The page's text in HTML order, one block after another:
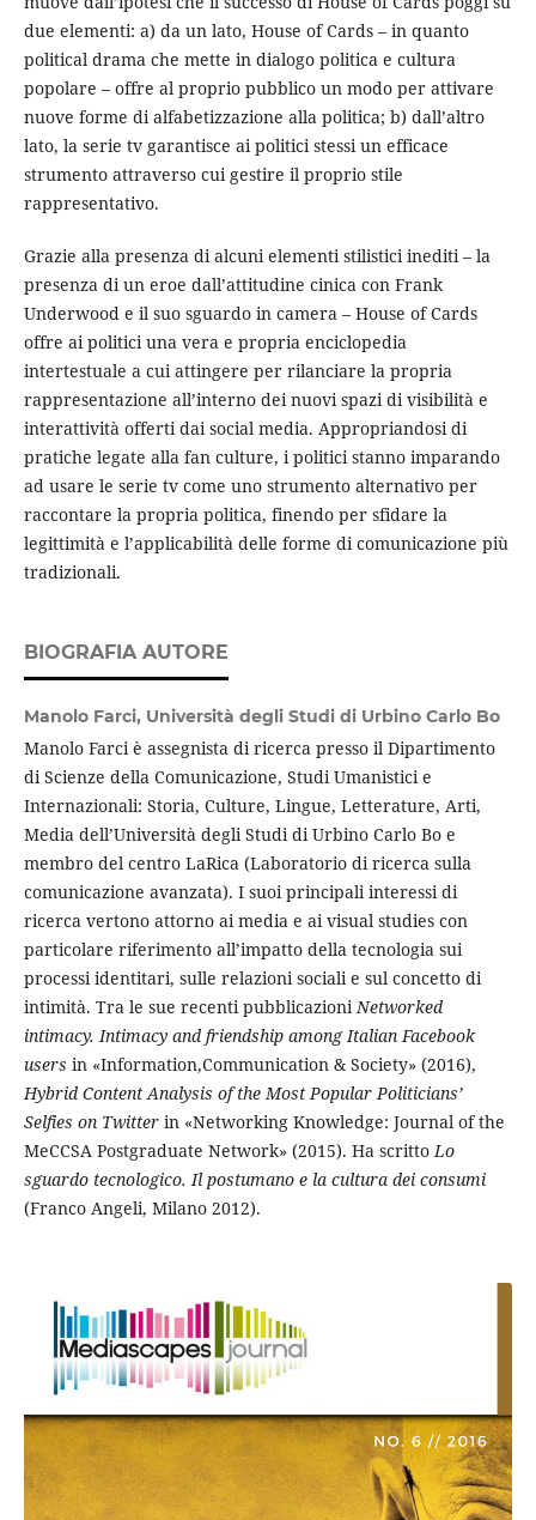
due elementi: a) da un lato, House of Cards – in quanto
political drama che mette in dialogo politica e cultura
popolare – offre al proprio pubblico un modo per attivare
nuove forme di alfabetizzazione alla politica; b) dall’altro
lato, la serie tv garantisce ai politici stessi un efficace
strumento attraverso cui gestire il proprio stile
rappresentativo.
Grazie alla presenza di alcuni elementi stilistici inediti – la
presenza di un eroe dall’attitudine cinica con Frank
Underwood e il suo sguardo in camera – House of Cards
offre ai politici una vera e propria enciclopedia
intertestuale a cui attingere per rilanciare la propria
rappresentazione all’interno dei nuovi spazi di visibilità e
interattività offerti dai social media. Appropriandosi di
pratiche legate alla fan culture, i politici stanno imparando
ad usare le serie tv come uno strumento alternativo per
raccontare la propria politica, finendo per sfidare la
legittimità e l’applicabilità delle forme di comunicazione più
tradizionali.
BIOGRAFIA AUTORE
Manolo Farci, Università degli Studi di Urbino Carlo Bo
Manolo Farci è assegnista di ricerca presso il Dipartimento
di Scienze della Comunicazione, Studi Umanistici e
Internazionali: Storia, Culture, Lingue, Letterature, Arti,
Media dell’Università degli Studi di Urbino Carlo Bo e
membro del centro LaRica (Laboratorio di ricerca sulla
comunicazione avanzata). I suoi principali interessi di
ricerca vertono attorno ai media e ai visual studies con
particolare riferimento all’impatto della tecnologia sui
processi identitari, sulle relazioni sociali e sul concetto di
intimità. Tra le sue recenti pubblicazioniNetworked
intimacy. Intimacy and friendship among Italian Facebook
users in «Information,Communication & Society» (2016),
Hybrid Content Analysis of the Most Popular Politicians’
Selfies on Twitter in «Networking Knowledge: Journal of the
MeCCSA Postgraduate Network» (2015). Ha scrittoLo
sguardo tecnologico. Il postumano e la cultura dei consumi
(Franco Angeli, Milano 2012).